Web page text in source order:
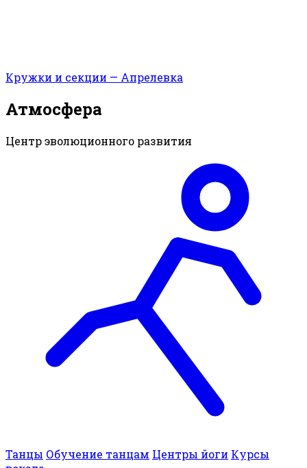
Кружки и секции — Апрелевка
Атмосфера
Центр эволюционного развития
Танцы Обучение танцам Центры йоги Курсы